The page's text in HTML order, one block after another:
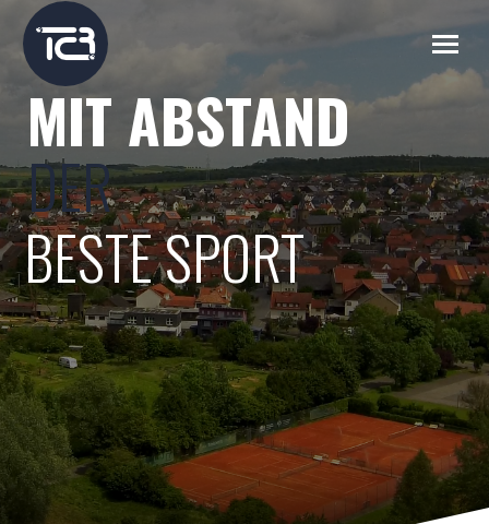
DER
MIT ABSTAND
BESTE SPORT